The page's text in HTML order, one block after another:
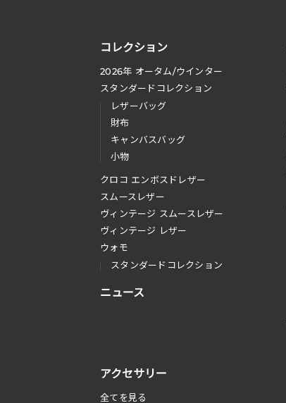
コレクション
2026年 オータム/ウインター
スタンダードコレクション
レザーバッグ
財布
キャンバスバッグ
小物
クロコ エンボスドレザー
スムースレザー
ヴィンテージ スムースレザー
ヴィンテージ レザー
ウォモ
スタンダードコレクション
ニュース
アクセサリー
全てを見る